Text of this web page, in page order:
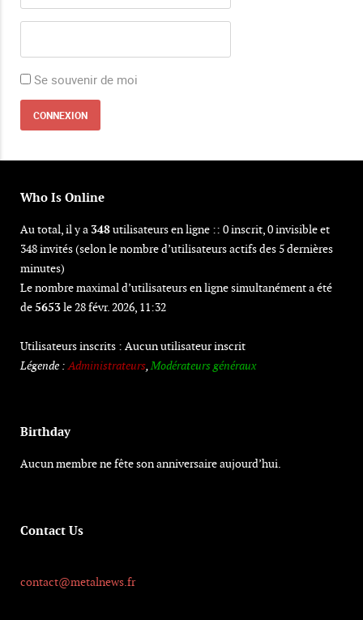
Se souvenir de moi
Who Is Online
Au total, il y a 348utilisateurs en ligne :: 0 inscrit, 0 invisible et
348 invités (selon le nombre d’utilisateurs actifs des 5 dernières
minutes)
Le nombre maximal d’utilisateurs en ligne simultanément a été
de5653le 28 févr. 2026, 11:32
Utilisateurs inscrits : Aucun utilisateur inscrit
Légende :Administrateurs,Modérateurs généraux
Birthday
Aucun membre ne fête son anniversaire aujourd’hui.
Contact Us
contact@metalnews.fr